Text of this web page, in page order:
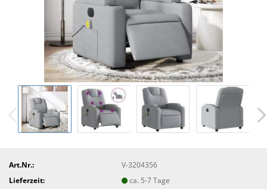
Art.Nr.:
V-3204356
Lieferzeit:
ca. 5-7 Tage